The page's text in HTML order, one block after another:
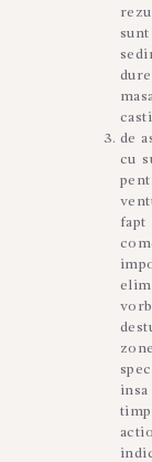
de
cu